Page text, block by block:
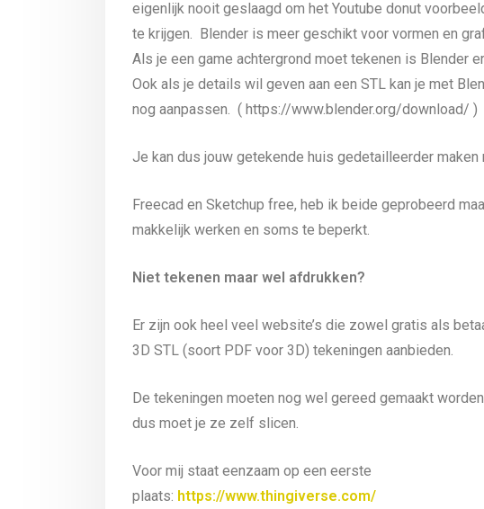
eigenlijk nooit geslaagd om het Youtube donut
te krijgen. Blender is meer geschikt voor vormen en
Als je een game achtergrond moet tekenen is Blender
Ook als je details wil geven aan een STL kan je met
nog aanpassen. ( https://www.blender.org/download/ )
Je kan dus jouw getekende huis gedetailleerder maken
Freecad en Sketchup free, heb ik beide geprobeerd
makkelijk werken en soms te beperkt.
Niet tekenen maar wel afdrukken?
Er zijn ook heel veel website’s die zowel gratis als
3D STL (soort PDF voor 3D) tekeningen aanbieden.
De tekeningen moeten nog wel gereed gemaakt
dus moet je ze zelf slicen.
Voor mij staat eenzaam op een eerste
plaats: https://www.thingiverse.com/